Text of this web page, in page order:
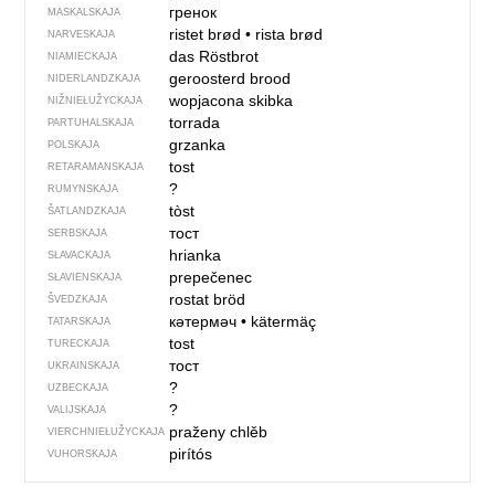
MASKALSKAJA гренок
NARVESKAJA ristet brød• rista brød
NIAMIECKAJA das Röstbrot
NIDERLANDZKAJA geroosterd brood
NIŽNIEŁUŽYCKAJA wopjacona skibka
PARTUHALSKAJA torrada
POLSKAJA grzanka
RETARAMANSKAJA tost
RUMYNSKAJA ?
ŠATLANDZKAJA tòst
SERBSKAJA тост
SŁAVACKAJA hrianka
SŁAVIENSKAJA prepečenec
ŠVEDZKAJA rostat bröd
TATARSKAJA кәтермәч• kätermäç
TURECKAJA tost
UKRAINSKAJA тост
UZBECKAJA ?
VALIJSKAJA ?
VIERCHNIE­ŁUŽYCKAJA praženy chlěb
VUHORSKAJA pirítós